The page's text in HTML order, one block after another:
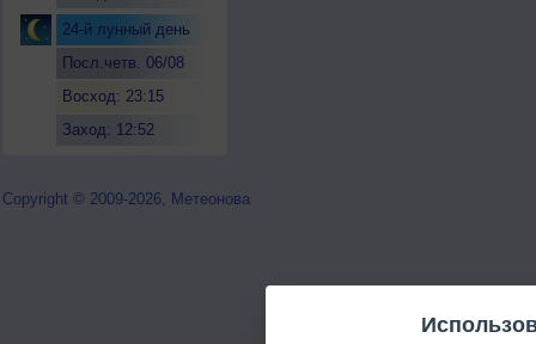
24-й лунный день
Посл.четв. 06/08
Восход: 23:15
Заход: 12:52
Copyright © 2009-2026, Метеонова